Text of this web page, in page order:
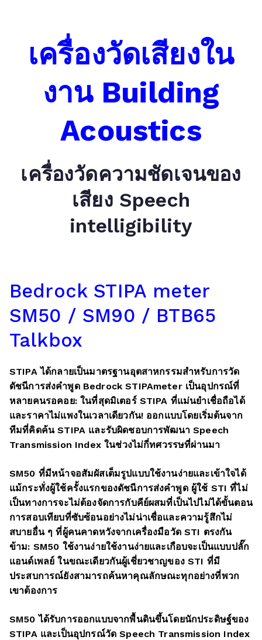
เครื่องวัดเสียงใน
งาน Building
Acoustics
เครื่องวัดความชัดเจนของ
เสียง Speech
intelligibility
Bedrock STIPA meter
SM50 / SM90 / BTB65
Talkbox
STIPA ได้กลายเป็นมาตรฐานอุตสาหกรรมสำหรับการวัด
ดัชนีการส่งคำพูด Bedrock STIPAmeter เป็นอุปกรณ์ที่
หลายคนรอคอย: ในที่สุดมิเตอร์ STIPA ที่แม่นยำเชื่อถือได้
และราคาไม่แพงในเวลาเดียวกัน! ออกแบบโดยเริ่มต้นจาก
ทีมที่คิดค้น STIPA และรับผิดชอบการพัฒนา Speech
Transmission Index ในช่วงไม่กี่ทศวรรษที่ผ่านมา
SM50 ที่มีหน้าจอสัมผัสเต็มรูปแบบใช้งานง่ายและเข้าใจได้
แม้กระทั่งผู้ใช้ครั้งแรกของดัชนีการส่งคำพูด ผู้ใช้ STI ที่ไม่
เป็นทางการจะไม่ต้องจัดการกับคีย์ผสมที่เป็นไปไม่ได้ขั้นตอน
การสอบเทียบที่ซับซ้อนอย่างไม่น่าเชื่อและความรู้สึกไม่
สบายอื่น ๆ ที่ผู้คนคาดหวังจากเครื่องมือวัด STI ตรงกัน
ข้าม: SM50 ใช้งานง่ายใช้งานง่ายและเกือบจะเป็นแบบปลั๊ก
แอนด์เพลย์ ในขณะเดียวกันผู้เชี่ยวชาญของ STI ที่มี
ประสบการณ์ยังสามารถค้นหาคุณลักษณะทุกอย่างที่พวก
เขาต้องการ
SM50 ได้รับการออกแบบจากพื้นดินขึ้นโดยนักประดิษฐ์ของ
STIPA และเป็นอุปกรณ์วัด Speech Transmission Index